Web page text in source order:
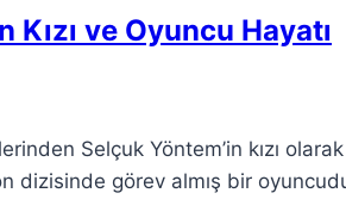
ve Oyuncu Hayatı
Selçuk Yöntem’in kızı
dizisinde görev almış bir